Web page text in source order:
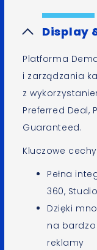
Display
Platforma
i zarządzania
z
Preferred Deal,
Guaranteed.
Kluczowe
Pełna
360,
Dzięki
na
reklamy